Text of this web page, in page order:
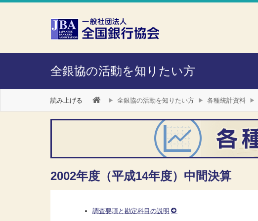
本文へスキップ
障がい者向け相談窓口
全銀協の活動を知りたい方
読み上げる 全銀協の活動を知りたい方 各種統計資料
2002年度（平成14年度）中間決算
調査要項と勘定科目の説明